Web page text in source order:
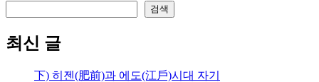
검색
최신 글
下) 히젠(肥前)과 에도(江戶)시대 자기